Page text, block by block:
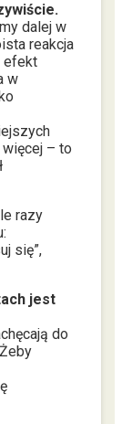
dalej w
reakcja
efekt
w
– to
razy
się”,
jest
do